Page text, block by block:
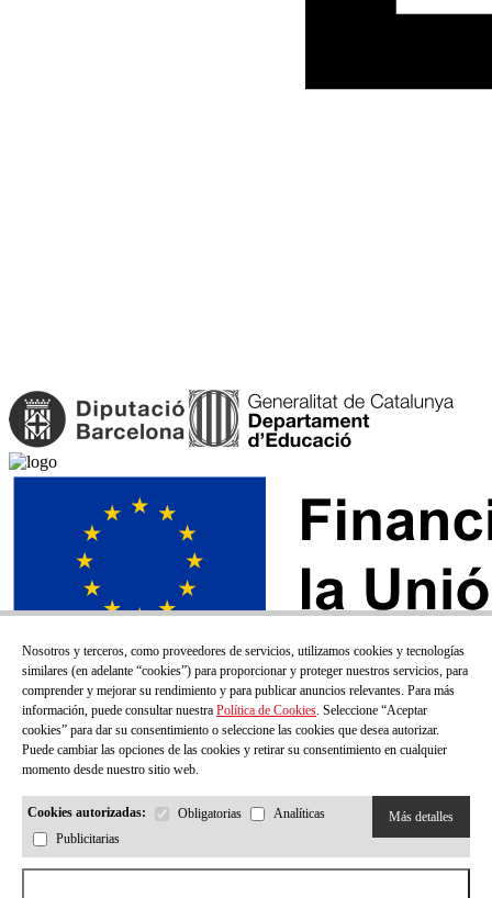
¡SUSCRÍBETE A NUESTRO BOLETÍN!
Nosotros y terceros, como proveedores de servicios, utilizamos cookies y tecnologías
similares (en adelante “cookies”) para proporcionar y proteger nuestros servicios, para
comprender y mejorar su rendimiento y para publicar anuncios relevantes. Para más
información, puede consultar nuestra Política de Cookies. Seleccione “Aceptar
cookies” para dar su consentimiento o seleccione las cookies que desea autorizar.
Puede cambiar las opciones de las cookies y retirar su consentimiento en cualquier
momento desde nuestro sitio web.
Cookies autorizadas: Obligatorias
Analíticas
Publicitarias
Más detalles